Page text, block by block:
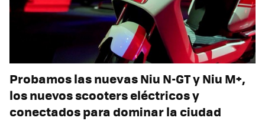
Probamos las nuevas Niu N-GT y Niu M+,
los nuevos scooters eléctricos y
conectados para dominar la ciudad